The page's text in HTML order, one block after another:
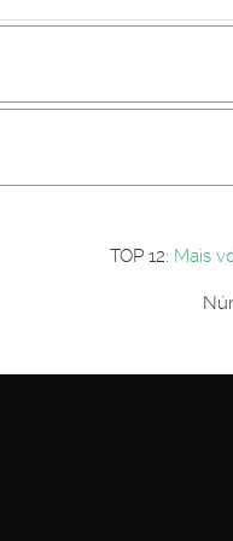
Os
a colocar
TOP 12: Mais